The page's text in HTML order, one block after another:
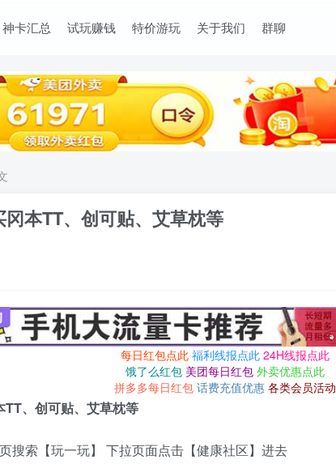
神卡汇总 试玩赚钱 特价游玩 关于我们 群聊
冈本TT、创可贴、艾草枕等
每日红包点此 福利线报点此 24H线报点此
饿了么红包 美团每日红包 外卖优惠点此
拼多多每日红包 话费充值优惠 各类会员活动
TT、创可贴、艾草枕等
搜索【玩一玩】 下拉页面点击【健康社区】进去